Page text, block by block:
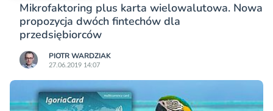
Mikrofaktoring plus karta wielowalutowa. Nowa
propozycja dwóch fintechów dla
przedsiębiorców
PIOTR WARDZIAK
27.06.2019 14:07